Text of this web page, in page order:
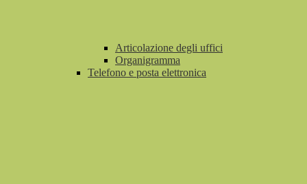
Articolazione degli uffici
Organigramma
Telefono e posta elettronica